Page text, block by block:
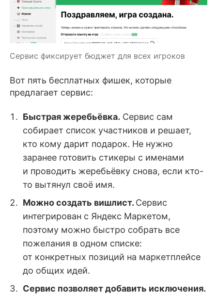
Сервис фиксирует бюджет для всех игроков
Вот пять бесплатных фишек, которые
предлагает сервис:
Быстрая жеребьёвка. Сервис сам
собирает список участников и решает,
кто кому дарит подарок. Не нужно
заранее готовить стикеры с именами
и проводить жеребьёвку снова, если кто-
то вытянул своё имя.
Можно создать вишлист. Сервис
интегрирован с Яндекс Маркетом,
поэтому можно быстро собрать все
пожелания в одном списке:
от конкретных позиций на маркетплейсе
до общих идей.
Сервис позволяет добавить исключения.